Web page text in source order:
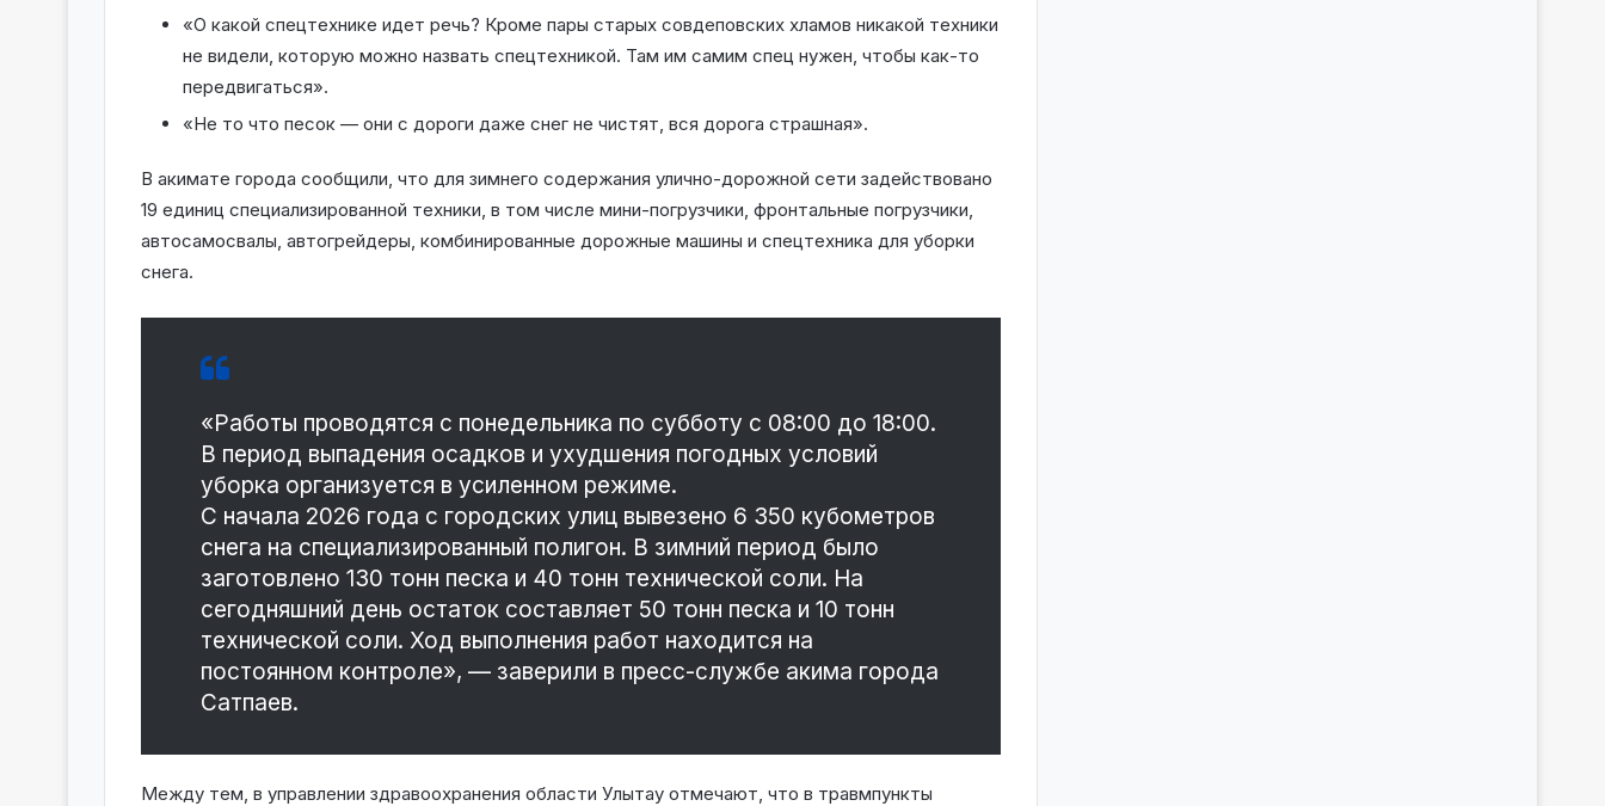
«О какой спецтехнике идет речь? Кроме пары старых совдеповских хламов никакой техники
не видели, которую можно назвать спецтехникой. Там им самим спец нужен, чтобы как-то
передвигаться».
«Не то что песок — они с дороги даже снег не чистят, вся дорога страшная».
В акимате города сообщили, что для зимнего содержания улично-дорожной сети задействовано
19 единиц специализированной техники, в том числе мини-погрузчики, фронтальные погрузчики,
автосамосвалы, автогрейдеры, комбинированные дорожные машины и спецтехника для уборки
снега.
«Работы проводятся с понедельника по субботу с 08:00 до 18:00.
В период выпадения осадков и ухудшения погодных условий
уборка организуется в усиленном режиме.
С начала 2026 года с городских улиц вывезено 6 350 кубометров
снега на специализированный полигон. В зимний период было
заготовлено 130 тонн песка и 40 тонн технической соли. На
сегодняшний день остаток составляет 50 тонн песка и 10 тонн
технической соли. Ход выполнения работ находится на
постоянном контроле», — заверили в пресс-службе акима города
Сатпаев.
Между тем, в управлении здравоохранения области Улытау отмечают, что в травмпункты